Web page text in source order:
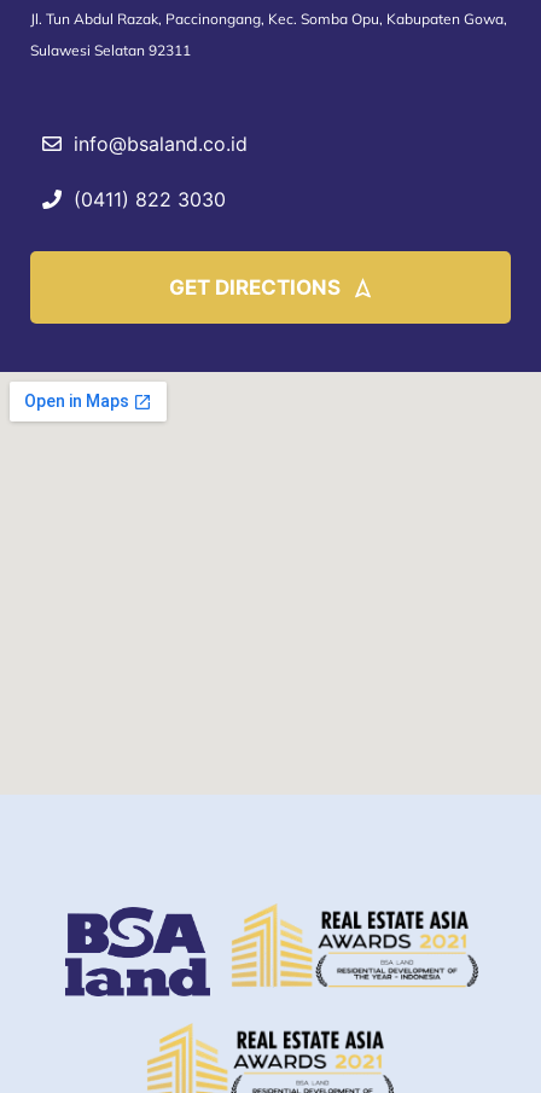
Jl. Tun Abdul Razak, Paccinongang, Kec. Somba Opu, Kabupaten Gowa,
Sulawesi Selatan 92311
info@bsaland.co.id
(0411) 822 3030
GET DIRECTIONS